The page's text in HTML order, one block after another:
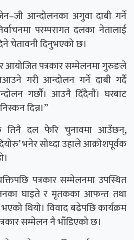
आन्दोलनका अगुवा दाबी गर्ने
परम्परागत दलका नेतालाई
चेतावनी दिनुभएको छ।
आयोजित पत्रकार सम्मेलनमा गुरुङले
गरी आन्दोलन गर्ने दाबी गर्दै
गर्छौं। आउनै दिँदैनौं। घरबाट
दिन्न।”
तिनै दल फेरि चुनावमा आउँछन्,
भनेर सोध्दा उहाले आक्रोशपूर्वक
पत्रकार सम्मेलनमा उपस्थित
घाइते र मृतकका आफन्त तथा
थियो। विवाद बढेपछि कार्यक्रम
सम्मेलन नै भाँडिएको छ।